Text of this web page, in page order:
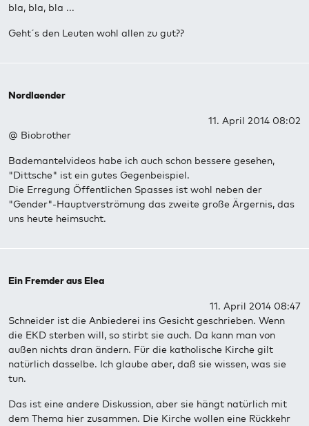
bla, bla, bla ...
Geht´s den Leuten wohl allen zu gut??
Nordlaender
11. April 2014 08:02
@ Biobrother
Bademantelvideos habe ich auch schon bessere gesehen,
"Dittsche" ist ein gutes Gegenbeispiel.
Die Erregung Öffentlichen Spasses ist wohl neben der
"Gender"-Hauptverströmung das zweite große Ärgernis, das
uns heute heimsucht.
Ein Fremder aus Elea
11. April 2014 08:47
Schneider ist die Anbiederei ins Gesicht geschrieben. Wenn
die EKD sterben will, so stirbt sie auch. Da kann man von
außen nichts dran ändern. Für die katholische Kirche gilt
natürlich dasselbe. Ich glaube aber, daß sie wissen, was sie
tun.
Das ist eine andere Diskussion, aber sie hängt natürlich mit
dem Thema hier zusammen. Die Kirche wollen eine Rückkehr